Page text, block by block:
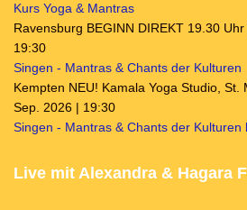
Kurs Yoga & Mantras
Ravensburg BEGINN DIREKT 19.30
19:30
Singen - Mantras & Chants der Kulturen
Kempten NEU! Kamala Yoga Studio, St.
Sep. 2026 | 19:30
Singen - Mantras & Chants der Kulturen
Live mit Alexandra & Hagara